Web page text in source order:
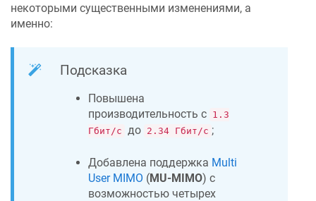
некоторыми существенными изменениями, а
именно:
Подсказка
Повышена
производительность с 1.3
Гбит/с до 2.34 Гбит/с ;
Добавлена поддержка Multi
User MIMO (MU-MIMO) с
возможностью четырех